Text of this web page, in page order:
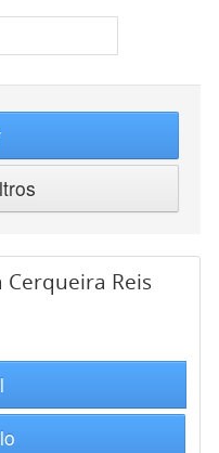
Cerqueira Reis